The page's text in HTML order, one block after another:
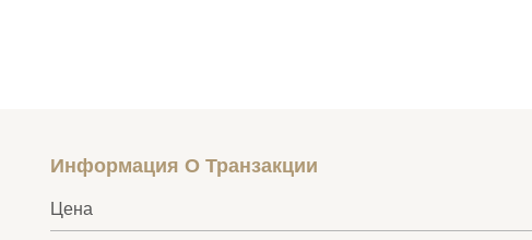
Информация О Транзакции
Цена